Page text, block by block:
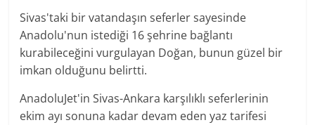
Sivas'taki bir vatandaşın seferler sayesinde
Anadolu'nun istediği 16 şehrine bağlantı
kurabileceğini vurgulayan Doğan, bunun güzel bir
imkan olduğunu belirtti.
AnadoluJet'in Sivas-Ankara karşılıklı seferlerinin
ekim ayı sonuna kadar devam eden yaz tarifesi